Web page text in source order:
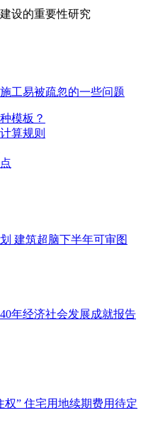
设的重要性研究
工易被疏忽的一些问题
模板？
算规则
建筑超脑下半年可审图
年经济社会发展成就报告
权” 住宅用地续期费用待定